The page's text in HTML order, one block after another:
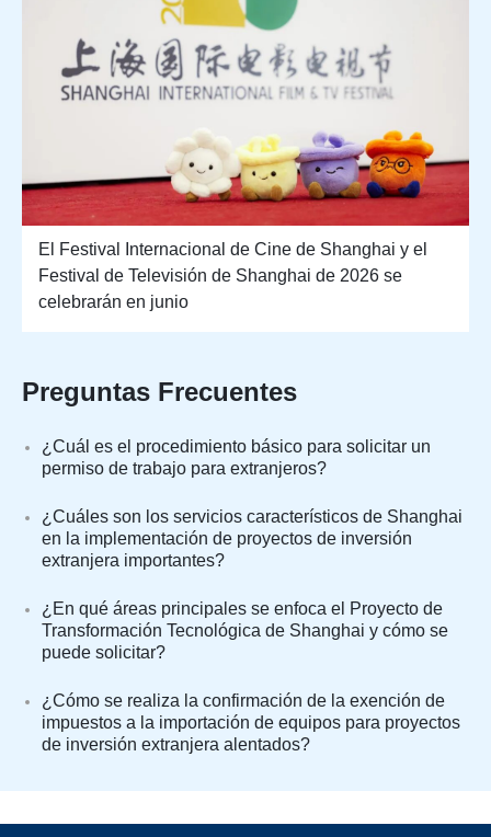
El Festival Internacional de Cine de Shanghai y el
Festival de Televisión de Shanghai de 2026 se
celebrarán en junio
Preguntas Frecuentes
¿Cuál es el procedimiento básico para solicitar un
permiso de trabajo para extranjeros?
¿Cuáles son los servicios característicos de Shanghai
en la implementación de proyectos de inversión
extranjera importantes?
¿En qué áreas principales se enfoca el Proyecto de
Transformación Tecnológica de Shanghai y cómo se
puede solicitar?
¿Cómo se realiza la confirmación de la exención de
impuestos a la importación de equipos para proyectos
de inversión extranjera alentados?